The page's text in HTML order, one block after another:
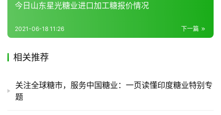
今日山东星光糖业进口加工糖报价情况
下一篇
2021-06-18 11:26
相关推荐
关注全球糖市，服务中国糖业：一页读懂印度糖业特别专
题